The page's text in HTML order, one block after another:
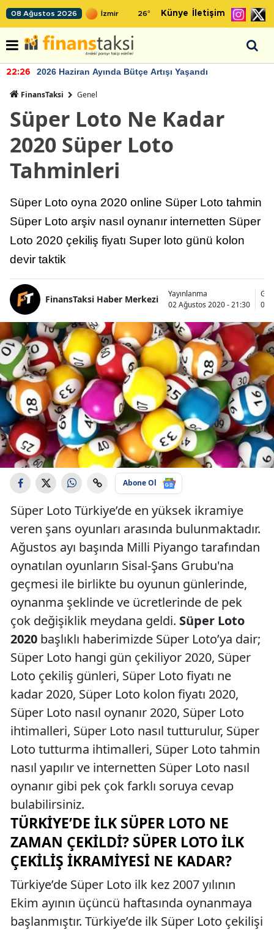
08 Ağustos 2026 26° Künye İletişim
22:24 TCMB'nin rezervlerinde artan momentum devam ediyor
FinansTaksi Genel
Süper Loto Ne Kadar
2020 Süper Loto
Tahminleri
Süper Loto oyna 2020 online Süper Loto tahmin
Süper Loto arşiv nasıl oynanır internetten Süper
Loto 2020 çekiliş fiyatı Super loto günü kolon
devir taktik
FinansTaksi Haber Merkezi
Yayınlanma
02 Ağustos 2020 - 21:30
03
Abone Ol
Süper Loto Türkiye’de en yüksek ikramiye
veren şans oyunları arasında bulunmaktadır.
Ağustos ayı başında Milli Piyango tarafından
oynatılan oyunların Sisal-Şans Grubu'na
geçmesi ile birlikte bu oyunun günlerinde,
oynanma şeklinde ve ücretlerinde de pek
çok değişiklik meydana geldi. Süper Loto
2020 başlıklı haberimizde Süper Loto’ya dair;
Süper Loto hangi gün çekiliyor 2020, Süper
Loto çekiliş günleri, Süper Loto fiyatı ne
kadar 2020, Süper Loto kolon fiyatı 2020,
Süper Loto nasıl oynanır 2020, Süper Loto
ihtimalleri, Süper Loto nasıl tutturulur, Süper
Loto tutturma ihtimalleri, Süper Loto tahmin
nasıl yapılır ve internetten Süper Loto nasıl
oynanır gibi pek çok farklı soruya cevap
bulabilirsiniz.
TÜRKIYE’DE İLK SÜPER LOTO NE
ZAMAN ÇEKILDI? SÜPER LOTO İLK
ÇEKILIŞ İKRAMIYESI NE KADAR?
Türkiye’de Süper Loto ilk kez 2007 yılının
Ekim ayının üçüncü haftasında oynanmaya
başlanmıştır. Türkiye’de ilk Süper Loto çekilişi